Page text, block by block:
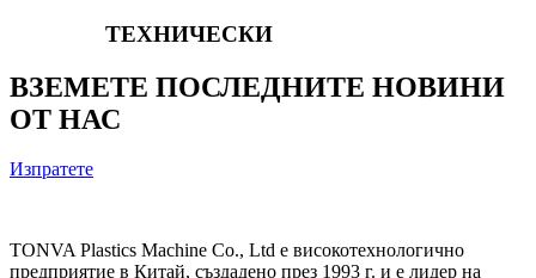
ТЕХНИЧЕСКИ
ВЗЕМЕТЕ ПОСЛЕДНИТЕ НОВИНИ
ОТ НАС
Изпратете
TONVA Plastics Machine Co., Ltd е високотехнологично
предприятие в Китай, създадено през 1993 г. и е лидер на